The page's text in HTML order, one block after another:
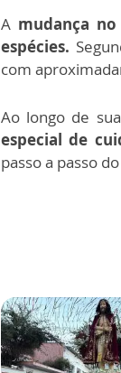
A mudança
espécies.
com
Ao longo de
especial de
passo a passo